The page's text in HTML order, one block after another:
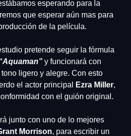
esperando para la
que esperar aún mas para
de la película.
pretende seguir la fórmula
ligero y alegre. Con esto
el actor principal
Ezra Miller,
con el guión original.
junto con uno de lo mejores
Morrison, para escribir un